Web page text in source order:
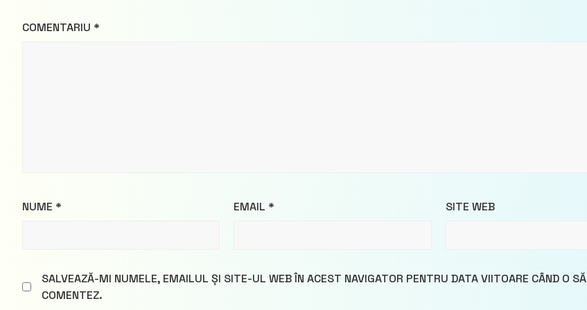
COMENTARIU *
NUME * EMAIL * SITE WEB
SALVEAZĂ-MI NUMELE, EMAILUL ȘI SITE-UL WEB ÎN ACEST NAVIGATOR PENTRU DATA VIITOARE CÂND O SĂ
COMENTEZ.